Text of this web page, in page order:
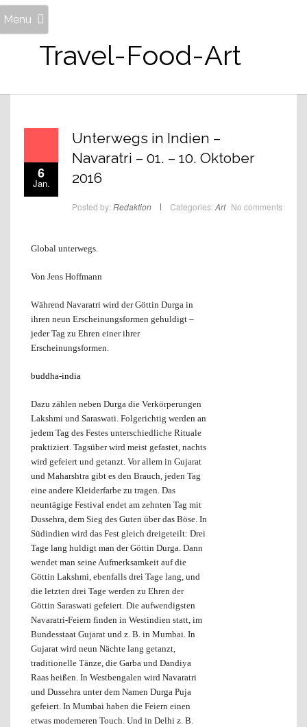
Travel-Food-Art
Menu
6
Jan.
Unterwegs in Indien –
Navaratri – 01. – 10. Oktober
2016
Posted by: Redaktion Categories: Art No comments
Global unterwegs.
Von Jens Hoffmann
Während Navaratri wird der Göttin Durga in
ihren neun Erscheinungsformen gehuldigt –
jeder Tag zu Ehren einer ihrer
Erscheinungsformen.
buddha-india
Dazu zählen neben Durga die Verkörperungen
Lakshmi und Saraswati. Folgerichtig werden an
jedem Tag des Festes unterschiedliche Rituale
praktiziert. Tagsüber wird meist gefastet, nachts
wird gefeiert und getanzt. Vor allem in Gujarat
und Maharshtra gibt es den Brauch, jeden Tag
eine andere Kleiderfarbe zu tragen. Das
neuntägige Festival endet am zehnten Tag mit
Dussehra, dem Sieg des Guten über das Böse. In
Südindien wird das Fest gleich dreigeteilt: Drei
Tage lang huldigt man der Göttin Durga. Dann
wendet man seine Aufmerksamkeit auf die
Göttin Lakshmi, ebenfalls drei Tage lang, und
die letzten drei Tage werden zu Ehren der
Göttin Saraswati gefeiert. Die aufwendigsten
Navaratri-Feiern finden in Westindien statt, im
Bundesstaat Gujarat und z. B. in Mumbai. In
Gujarat wird neun Nächte lang getanzt,
traditionelle Tänze, die Garba und Dandiya
Raas heißen. In Westbengalen wird Navaratri
und Dussehra unter dem Namen Durga Puja
gefeiert. In Mumbai haben die Feiern einen
etwas moderneren Touch. Und in Delhi z. B.